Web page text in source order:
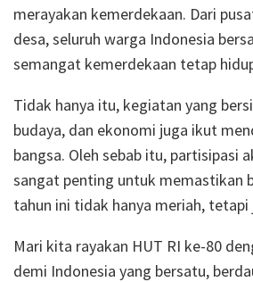
merayakan kemerdekaan. Dari
desa, seluruh warga Indonesia
semangat kemerdekaan tetap
Tidak hanya itu, kegiatan yang
budaya, dan ekonomi juga ikut
bangsa. Oleh sebab itu, partisipasi
sangat penting untuk memastikan
tahun ini tidak hanya meriah, tetapi
Mari kita rayakan HUT RI ke-80
demi Indonesia yang bersatu,